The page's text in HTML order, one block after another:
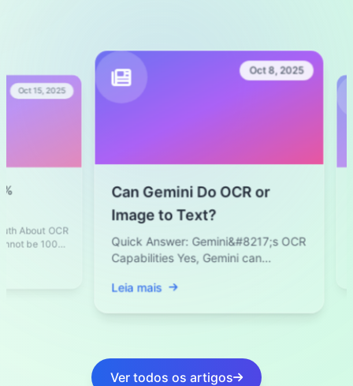
15, 2025
OCR
be 100%
Oct 8, 2025
Can Gemini Do OCR or
Image to Text?
Quick Answer: Gemini&#8217;s OCR
Capabilities Yes, Gemini can
multimodal...
Leia mais
Ver todos os artigos